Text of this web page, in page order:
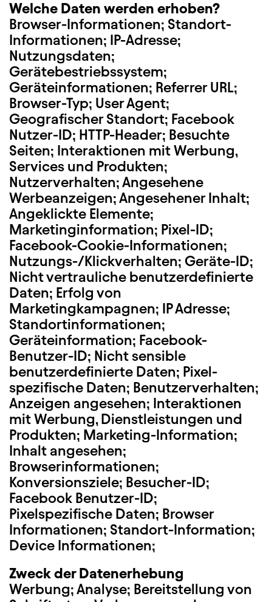
Welche Daten werden erhoben?
Browser-Informationen; Standort-
Informationen; IP-Adresse;
Nutzungsdaten;
Gerätebestriebssystem;
Geräteinformationen; Referrer URL;
Browser-Typ; User Agent;
Geografischer Standort; Facebook
Nutzer-ID; HTTP-Header; Besuchte
Seiten; Interaktionen mit Werbung,
Services und Produkten;
Nutzerverhalten; Angesehene
Werbeanzeigen; Angesehener Inhalt;
Angeklickte Elemente;
Marketinginformation; Pixel-ID;
Facebook-Cookie-Informationen;
Nutzungs-/Klickverhalten; Geräte-ID;
Nicht vertrauliche benutzerdefinierte
Daten; Erfolg von
Marketingkampagnen; IP Adresse;
Standortinformationen;
Geräteinformation; Facebook-
Benutzer-ID; Nicht sensible
benutzerdefinierte Daten; Pixel-
spezifische Daten; Benutzerverhalten;
Anzeigen angesehen; Interaktionen
mit Werbung, Dienstleistungen und
Produkten; Marketing-Information;
Inhalt angesehen;
Browserinformationen;
Konversionsziele; Besucher-ID;
Facebook Benutzer-ID;
Pixelspezifische Daten; Browser
Informationen; Standort-Information;
Device Informationen;
Zweck der Datenerhebung
Werbung; Analyse; Bereitstellung von